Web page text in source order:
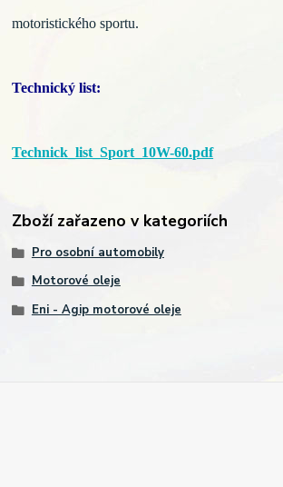
motoristického sportu.
Technický list:
Technick_list_Sport_10W-60.pdf
Zboží zařazeno v kategoriích
Pro osobní automobily
Motorové oleje
Eni - Agip motorové oleje